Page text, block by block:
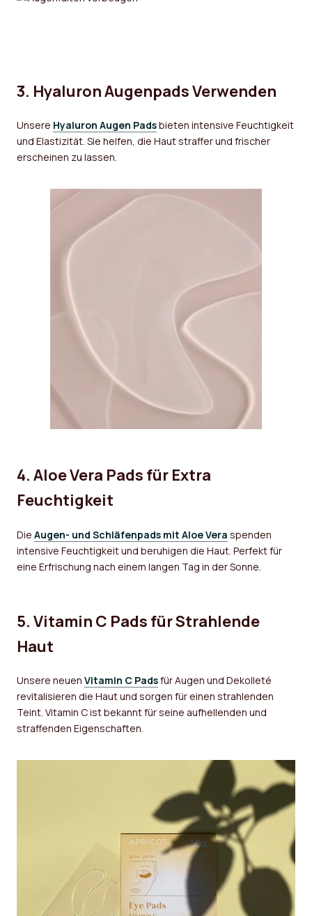
3. Hyaluron Augenpads Verwenden
Unsere Hyaluron Augen Padsbieten intensive Feuchtigkeit
und Elastizität. Sie helfen, die Haut straffer und frischer
erscheinen zu lassen.
4. Aloe Vera Pads für Extra
Feuchtigkeit
Die Augen- und Schläfenpads mit Aloe Vera spenden
intensive Feuchtigkeit und beruhigen die Haut. Perfekt für
eine Erfrischung nach einem langen Tag in der Sonne.
5. Vitamin C Pads für Strahlende
Haut
Unsere neuen Vitamin C Padsfür Augen und Dekolleté
revitalisieren die Haut und sorgen für einen strahlenden
Teint. Vitamin C ist bekannt für seine aufhellenden und
straffenden Eigenschaften.